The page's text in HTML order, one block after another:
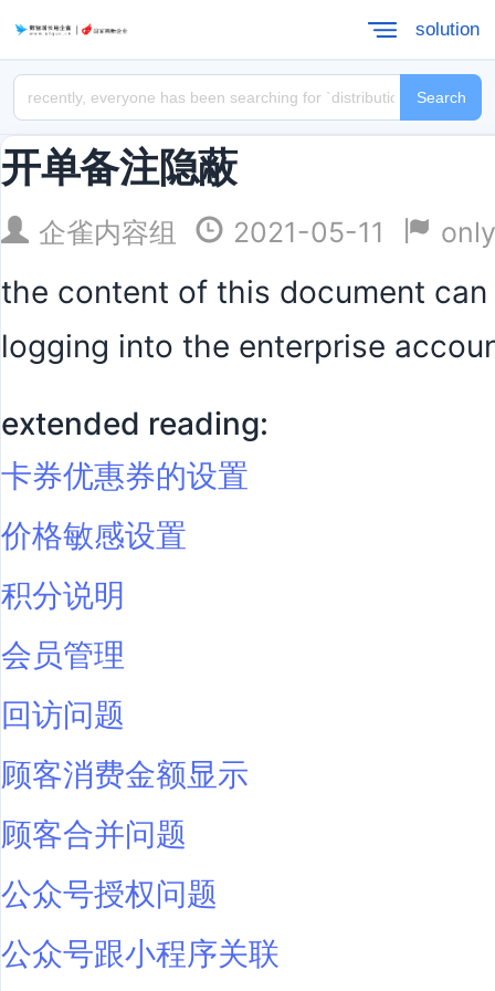
solution
Search
开单备注隐蔽
企雀内容组 2021-05-11
the content of this document
logging into the enterprise
extended reading:
卡券优惠券的设置
价格敏感设置
积分说明
会员管理
回访问题
顾客消费金额显示
顾客合并问题
公众号授权问题
公众号跟小程序关联